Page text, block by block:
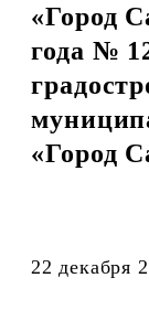
«Город
года №
«Город
22 декабря